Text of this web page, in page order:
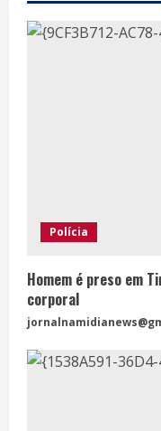
Polícia
Homem é preso em
corporal